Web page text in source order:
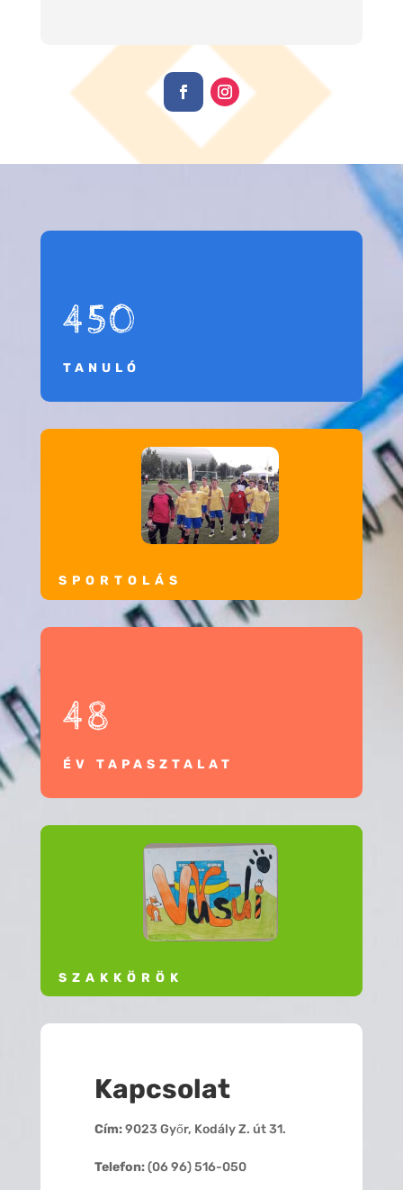
450
TANULÓ
SPORTOLÁS
48
ÉV TAPASZTALAT
SZAKKÖRÖK
Kapcsolat
Cím:9023 Győr, Kodály Z. út 31.
Telefon:(06 96) 516-050